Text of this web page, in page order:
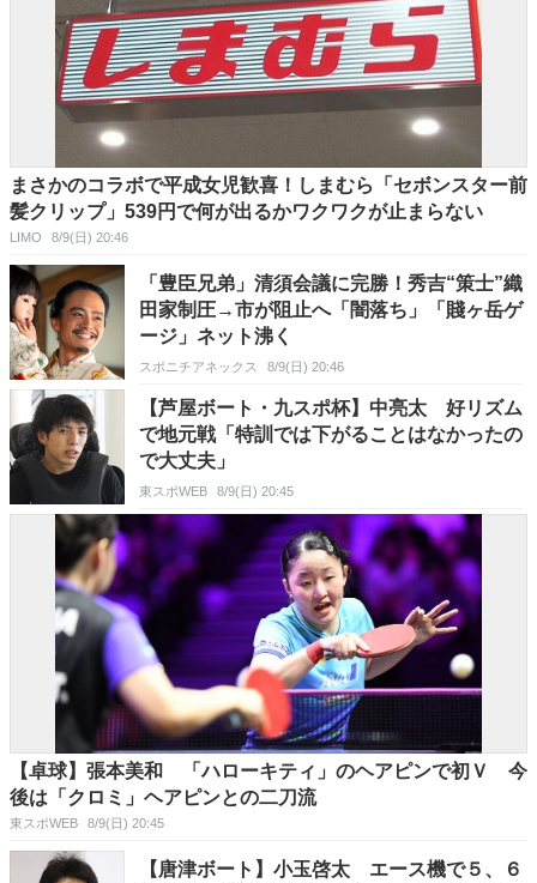
まさかのコラボで平成女児歓喜！しまむら「セボンスター前
髪クリップ」539円で何が出るかワクワクが止まらない
LIMO 8/9(日) 20:46
「豊臣兄弟」清須会議に完勝！秀吉“策士”織
田家制圧→市が阻止へ「闇落ち」「賤ヶ岳ゲ
ージ」ネット沸く
スポニチアネックス 8/9(日) 20:46
【芦屋ボート・九スポ杯】中亮太 好リズム
で地元戦「特訓では下がることはなかったの
で大丈夫」
東スポWEB 8/9(日) 20:45
【卓球】張本美和 「ハローキティ」のヘアピンで初Ｖ 今
後は「クロミ」ヘアピンとの二刀流
東スポWEB 8/9(日) 20:45
【唐津ボート】小玉啓太 エース機で５、６